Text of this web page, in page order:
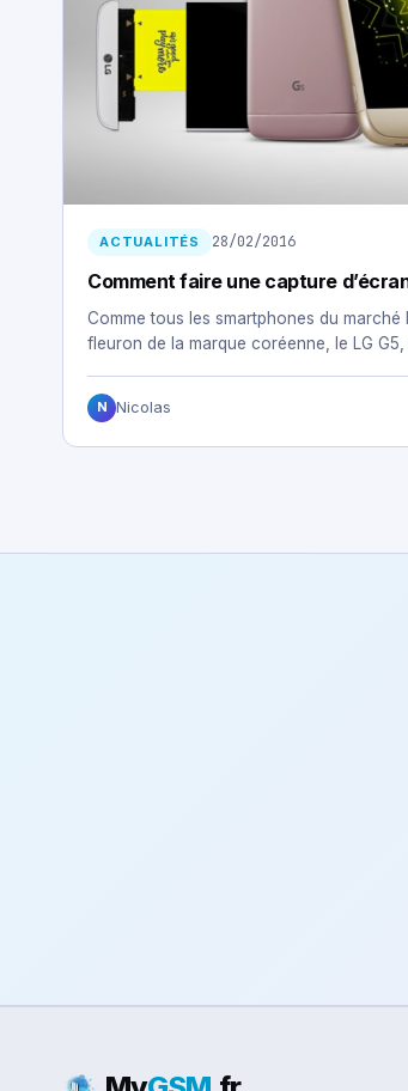
ACTUALITÉS 28/02/2016
Comment faire une capture
Comme tous les smartphones du marché
fleuron de la marque coréenne, le LG
N Nicolas